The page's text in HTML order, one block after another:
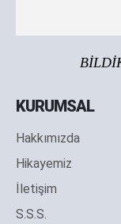
KURUMSAL
Hakkımızda
Hikayemiz
İletişim
S.S.S.